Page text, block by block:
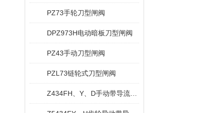
PZ73手轮刀型闸阀
DPZ973H电动暗板刀型闸阀
PZ43手动刀型闸阀
PZL73链轮式刀型闸阀